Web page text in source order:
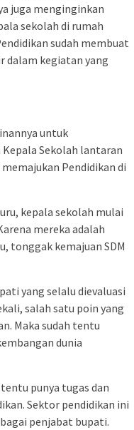
juga menginginkan
sekolah di rumah
sudah membuat
dalam kegiatan yang
untuk
Sekolah lantaran
Pendidikan di
kepala sekolah mulai
mereka adalah
tonggak kemajuan SDM
yang selalu dievaluasi
salah satu poin yang
Maka sudah tentu
dunia
punya tugas dan
Sektor pendidikan ini
penjabat bupati.